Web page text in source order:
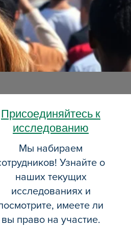
последствиями
Присоединяйтесь к
исследованию
Мы набираем
Узнайте о
наших текущих
исследованиях и
имеете ли
вы право на участие.